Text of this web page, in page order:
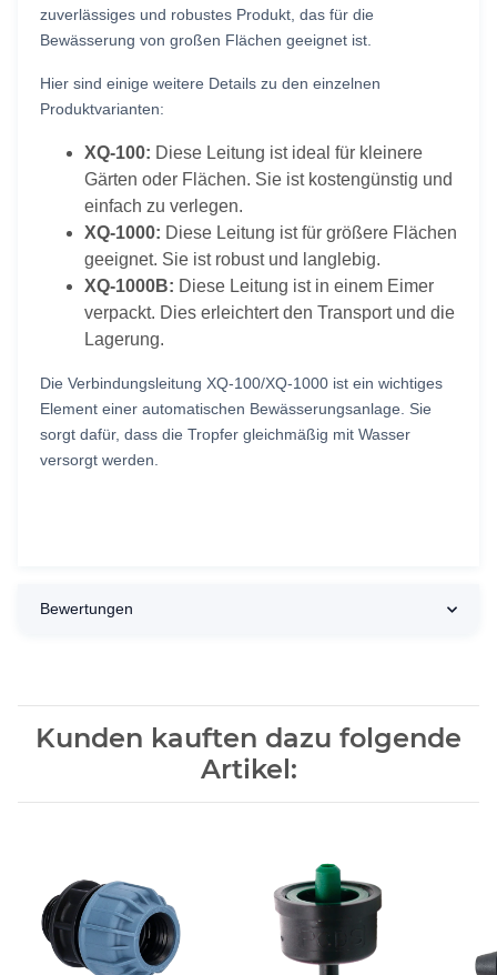
zuverlässiges und robustes Produkt, das für die
Bewässerung von großen Flächen geeignet ist.
Hier sind einige weitere Details zu den einzelnen
Produktvarianten:
XQ-100: Diese Leitung ist ideal für kleinere
Gärten oder Flächen. Sie ist kostengünstig und
einfach zu verlegen.
XQ-1000: Diese Leitung ist für größere Flächen
geeignet. Sie ist robust und langlebig.
XQ-1000B: Diese Leitung ist in einem Eimer
verpackt. Dies erleichtert den Transport und die
Lagerung.
Die Verbindungsleitung XQ-100/XQ-1000 ist ein wichtiges
Element einer automatischen Bewässerungsanlage. Sie
sorgt dafür, dass die Tropfer gleichmäßig mit Wasser
versorgt werden.
Bewertungen
Kunden kauften dazu folgende
Artikel: